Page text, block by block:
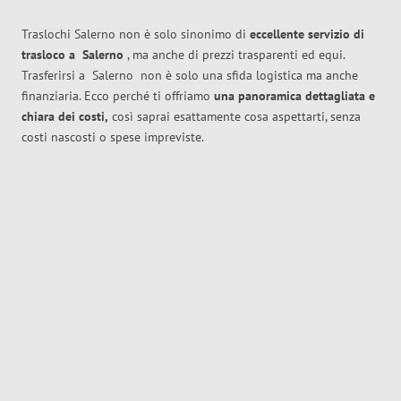
Traslochi Salerno non è solo sinonimo di eccellente servizio di
trasloco a Salerno , ma anche di prezzi trasparenti ed equi.
Trasferirsi a Salerno non è solo una sfida logistica ma anche
finanziaria. Ecco perché ti offriamo una panoramica dettagliata e
chiara dei costi, così saprai esattamente cosa aspettarti, senza
costi nascosti o spese impreviste.